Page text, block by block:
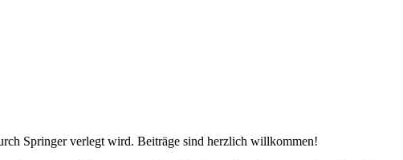
Springer verlegt wird. Beiträge sind herzlich willkommen!